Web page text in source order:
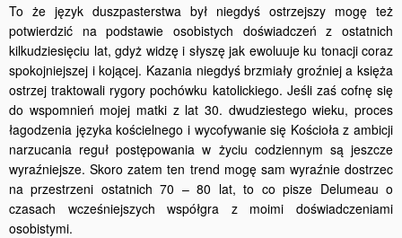
To że język duszpasterstwa był niegdyś ostrzejszy mogę też
potwierdzić na podstawie osobistych doświadczeń z ostatnich
kilkudziesięciu lat, gdyż widzę i słyszę jak ewoluuje ku tonacji coraz
spokojniejszej i kojącej. Kazania niegdyś brzmiały groźniej a księża
ostrzej traktowali rygory pochówku katolickiego. Jeśli zaś cofnę się
do wspomnień mojej matki z lat 30. dwudziestego wieku, proces
łagodzenia języka kościelnego i wycofywanie się Kościoła z ambicji
narzucania reguł postępowania w życiu codziennym są jeszcze
wyraźniejsze. Skoro zatem ten trend mogę sam wyraźnie dostrzec
na przestrzeni ostatnich 70 – 80 lat, to co pisze Delumeau o
czasach wcześniejszych współgra z moimi doświadczeniami
osobistymi.